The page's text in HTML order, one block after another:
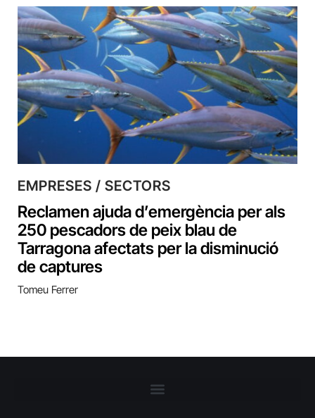
EMPRESES / SECTORS
Reclamen ajuda d’emergència per als
250 pescadors de peix blau de
Tarragona afectats per la disminució
de captures
Tomeu Ferrer